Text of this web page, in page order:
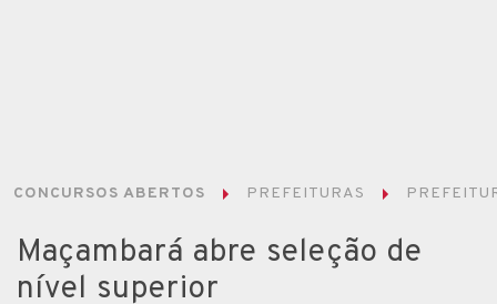
CONCURSOS ABERTOS PREFEITURAS
Maçambará abre seleção de
nível superior